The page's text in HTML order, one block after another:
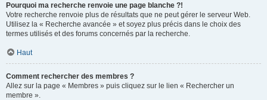
Pourquoi ma recherche renvoie une page blanche ?!
Votre recherche renvoie plus de résultats que ne peut gérer le serveur Web.
Utilisez la « Recherche avancée » et soyez plus précis dans le choix des
termes utilisés et des forums concernés par la recherche.
Haut
Comment rechercher des membres ?
Allez sur la page « Membres » puis cliquez sur le lien « Rechercher un
membre ».